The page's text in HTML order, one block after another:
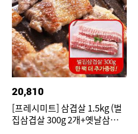
20,810
[프레시미트] 삼겹살 1.5kg (벌
집삼겹살 300g 2개+옛날삼겹살